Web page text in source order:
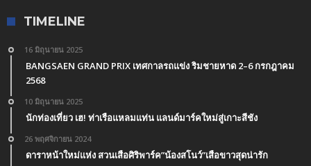
TIMELINE
16 มิถุนายน 2025
BANGSAEN GRAND PRIX เทศกาลรถแข่ง ริมชายหาด 2–6 กรกฎาคม
2568
10 มิถุนายน 2025
นักท่องเที่ยว เฮ! ท่าเรือแหลมแท่น แลนด์มาร์คใหม่สู่เกาะสีชัง
26 พฤศจิกายน 2024
ดาราหน้าใหม่แห่ง สวนเสือศิริพาร์ค”น้องสโนว์”เสือขาวสุดน่ารัก